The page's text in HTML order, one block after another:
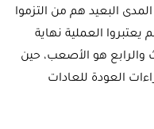
البعيد هم من التزموا
يعتبروا العملية نهاية
هو الأصعب، حين
العودة للعادات